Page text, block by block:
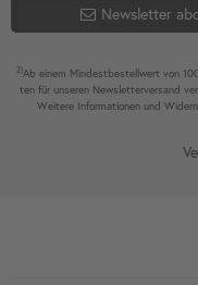
Newsletter
2)Ab einem Mindest­bestell­wert von
ten für unseren News­letter­versand
Weitere Infor­mationen und